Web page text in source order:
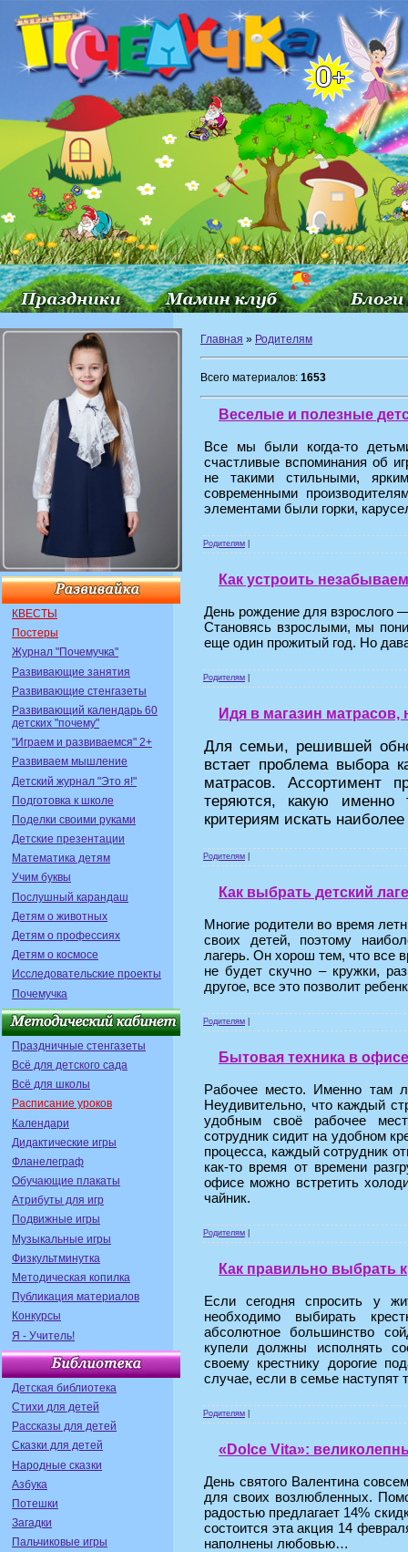
КВЕСТЫ
Постеры
Журнал "Почемучка"
Развивающие занятия
Развивающие стенгазеты
Развивающий календарь 60
детских "почему"
"Играем и развиваемся" 2+
Развиваем мышление
Детский журнал "Это я!"
Подготовка к школе
Поделки своими руками
Детские презентации
Математика детям
Учим буквы
Послушный карандаш
Детям о животных
Детям о профессиях
Детям о космосе
Исследовательские проекты
Почемучка
Праздничные стенгазеты
Всё для детского сада
Всё для школы
Расписание уроков
Календари
Дидактические игры
Фланелеграф
Обучающие плакаты
Атрибуты для игр
Подвижные игры
Музыкальные игры
Физкультминутка
Методическая копилка
Публикация материалов
Конкурсы
Я - Учитель!
Детская библиотека
Стихи для детей
Рассказы для детей
Сказки для детей
Народные сказки
Азбука
Потешки
Загадки
Пальчиковые игры
Главная » Родителям
Всего материалов: 1653
Веселые и полезные
Все мы были когда-то
счастливые вспоминания об
не такими стильными,
современными
элементами были горки,
Родителям
Как устроить
День рождение для взрослого
Становясь взрослыми, мы
еще один прожитый год. Но
Родителям
Идя в магазин матрасов,
Для семьи, решившей
встает проблема выбора
матрасов. Ассортимент
теряются, какую
критериям искать
Родителям
Как выбрать детский
Многие родители во время
своих детей, поэтому
лагерь. Он хорош тем, что все
не будет скучно – кружки,
другое, все это позволит
Родителям
Бытовая техника в офисе
Рабочее место. Именно там
Неудивительно, что каждый
удобным своё рабочее
сотрудник сидит на удобном
процесса, каждый сотрудник
как-то время от времени
офисе можно встретить
чайник.
Родителям
Как правильно выбрать
Если сегодня спросить у
необходимо выбирать
абсолютное большинство
купели должны исполнять
своему крестнику дорогие
случае, если в семье наступят
Родителям
«Dolce Vita»:
День святого Валентина
для своих возлюбленных.
радостью предлагает 14%
состоится эта акция 14
наполнены любовью…